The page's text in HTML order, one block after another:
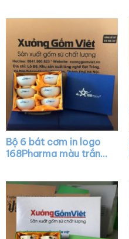
Bộ 6 bát cơm in logo
168Pharma màu trắng